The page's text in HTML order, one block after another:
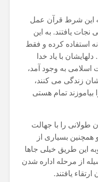
به این شرط قرآن عمل
نجات یافتند. به این
استفاده کرده و فقط
با یاد خدا
به وجود آمد،
زندگی می کنند،
بیاموزند تمام هستی
طولانی را با جهالت
بسیاری از
این طریق خیلی جاها
از مرحله اداره شدن
یافتند.